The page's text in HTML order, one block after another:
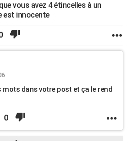
vous avez 4 étincelles à un
est innocente
mots dans votre post et ça le rend
0